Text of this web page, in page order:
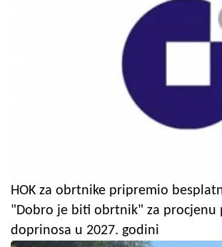
HOK za obrtnike pripremio
"Dobro je biti obrtnik" za procjenu
doprinosa u 2027. godini